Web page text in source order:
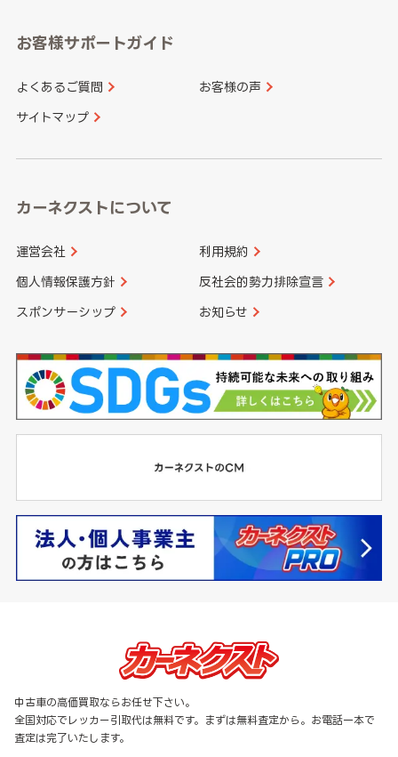
愛知県
和歌山県
山口県
香川県 愛媛県
長崎県
大分県 宮崎県
お客様サポートガイド
よくあるご質問 お客様の声
サイトマップ
カーネクストについて
運営会社 利用規約
個人情報保護方針 反社会的勢力排除宣言
スポンサーシップ お知らせ
中古車の高価買取ならお任せ下さい。
全国対応でレッカー引取代は無料です。まずは無料査定から。お電話一本で
査定は完了いたします。